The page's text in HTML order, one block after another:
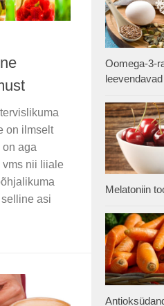
on ilmselt
on aga
vms nii liiale
asi
Oomega-3-
Melatoniin